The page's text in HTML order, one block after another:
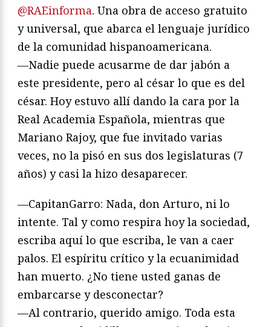
@RAEinforma. Una obra de acceso gratuito
y universal, que abarca el lenguaje jurídico
de la comunidad hispanoamericana.
—Nadie puede acusarme de dar jabón a
este presidente, pero al césar lo que es del
césar. Hoy estuvo allí dando la cara por la
Real Academia Española, mientras que
Mariano Rajoy, que fue invitado varias
veces, no la pisó en sus dos legislaturas (7
años) y casi la hizo desaparecer.
—CapitanGarro: Nada, don Arturo, ni lo
intente. Tal y como respira hoy la sociedad,
escriba aquí lo que escriba, le van a caer
palos. El espíritu crítico y la ecuanimidad
han muerto. ¿No tiene usted ganas de
embarcarse y desconectar?
—Al contrario, querido amigo. Toda esta